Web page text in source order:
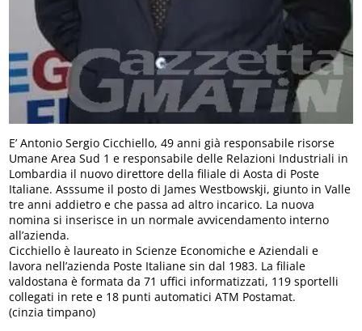
E’ Antonio Sergio Cicchiello, 49 anni già responsabile risorse
Umane Area Sud 1 e responsabile delle Relazioni Industriali in
Lombardia il nuovo direttore della filiale di Aosta di Poste
Italiane. Asssume il posto di James Westbowskji, giunto in Valle
tre anni addietro e che passa ad altro incarico. La nuova
nomina si inserisce in un normale avvicendamento interno
all’azienda.
Cicchiello è laureato in Scienze Economiche e Aziendali e
lavora nell’azienda Poste Italiane sin dal 1983. La filiale
valdostana è formata da 71 uffici informatizzati, 119 sportelli
collegati in rete e 18 punti automatici ATM Postamat.
(cinzia timpano)